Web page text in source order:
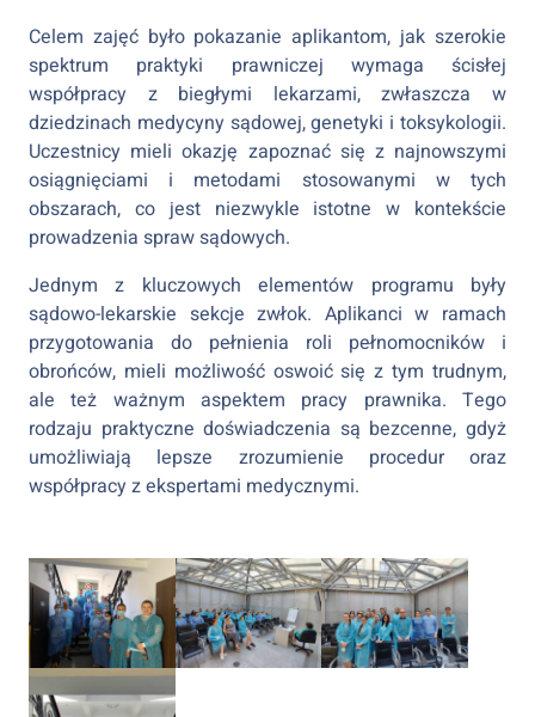
Celem zajęć było pokazanie aplikantom, jak szerokie
spektrum praktyki prawniczej wymaga ścisłej
współpracy z biegłymi lekarzami, zwłaszcza w
dziedzinach medycyny sądowej, genetyki i toksykologii.
Uczestnicy mieli okazję zapoznać się z najnowszymi
osiągnięciami i metodami stosowanymi w tych
obszarach, co jest niezwykle istotne w kontekście
prowadzenia spraw sądowych.
Jednym z kluczowych elementów programu były
sądowo-lekarskie sekcje zwłok. Aplikanci w ramach
przygotowania do pełnienia roli pełnomocników i
obrońców, mieli możliwość oswoić się z tym trudnym,
ale też ważnym aspektem pracy prawnika. Tego
rodzaju praktyczne doświadczenia są bezcenne, gdyż
umożliwiają lepsze zrozumienie procedur oraz
współpracy z ekspertami medycznymi.